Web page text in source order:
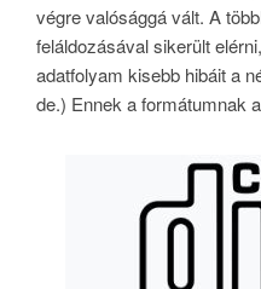
végre valósággá vált. A
feláldozásával sikerült
adatfolyam kisebb hibáit a
de.) Ennek a formátumnak